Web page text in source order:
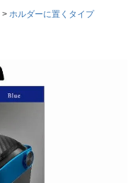
ホルダーに置くタイプ